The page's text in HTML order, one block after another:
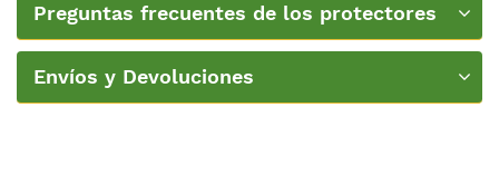
Preguntas frecuentes de los protectores
Envíos y Devoluciones